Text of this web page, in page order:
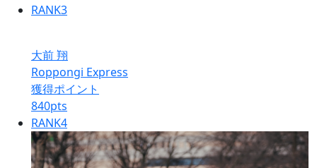
RANK3
大前 翔
Roppongi Express
獲得ポイント
840pts
RANK4